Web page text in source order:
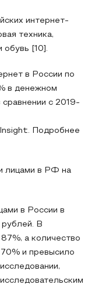
интернет-
техника,
обувь [10].
в России по
в денежном
сравнении с 2019-
Insight. Подробнее
лицами в РФ на
в России в
рублей. В
а количество
и превысило